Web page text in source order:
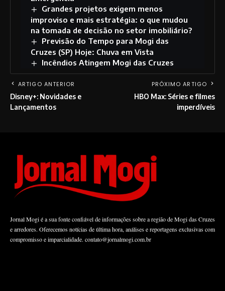
Grandes projetos exigem menos
improviso e mais estratégia: o que mudou
na tomada de decisão no setor imobiliário?
Previsão do Tempo para Mogi das
Cruzes (SP) Hoje: Chuva em Vista
Incêndios Atingem Mogi das Cruzes
ARTIGO ANTERIOR
Disney+: Novidades e
Lançamentos
PRÓXIMO ARTIGO
HBO Max: Séries e filmes
imperdíveis
Jornal Mogi é a sua fonte confiável de informações sobre a região de Mogi das Cruzes
e arredores. Oferecemos notícias de última hora, análises e reportagens exclusivas com
compromisso e imparcialidade. contato@jornalmogi.com.br